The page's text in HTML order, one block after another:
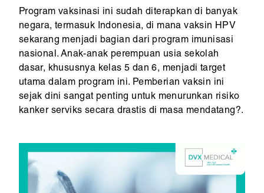
Program vaksinasi ini sudah diterapkan di banyak
negara, termasuk Indonesia, di mana vaksin HPV
sekarang menjadi bagian dari program imunisasi
nasional. Anak-anak perempuan usia sekolah
dasar, khususnya kelas 5 dan 6, menjadi target
utama dalam program ini. Pemberian vaksin ini
sejak dini sangat penting untuk menurunkan risiko
kanker serviks secara drastis di masa mendatang?.